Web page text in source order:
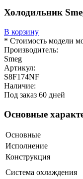
Холодильник
В корзину
* Стоимость модели
Производитель:
Smeg
Артикул:
S8F174NF
Наличие:
Под заказ 60 дней
Основные
Основные
Исполнение
Конструкция
Система охлаждения